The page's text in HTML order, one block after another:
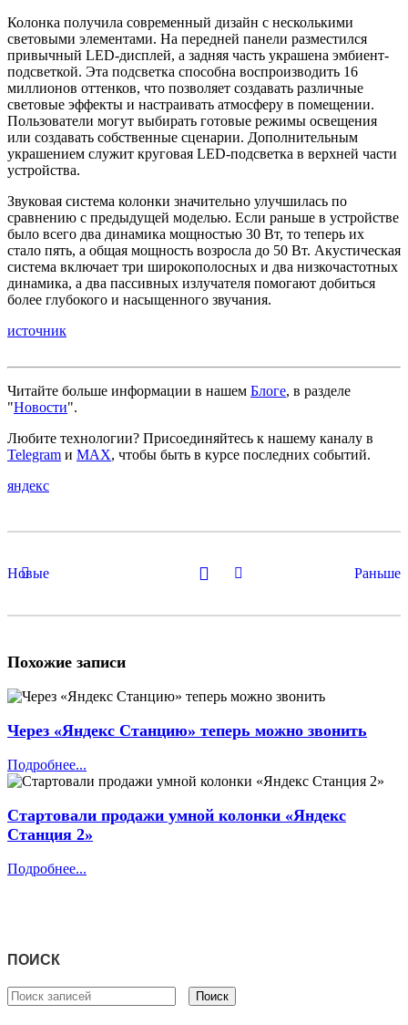
Колонка получила современный дизайн с несколькими
световыми элементами. На передней панели разместился
привычный LED-дисплей, а задняя часть украшена эмбиент-
подсветкой. Эта подсветка способна воспроизводить 16
миллионов оттенков, что позволяет создавать различные
световые эффекты и настраивать атмосферу в помещении.
Пользователи могут выбирать готовые режимы освещения
или создавать собственные сценарии. Дополнительным
украшением служит круговая LED-подсветка в верхней части
устройства.
Звуковая система колонки значительно улучшилась по
сравнению с предыдущей моделью. Если раньше в устройстве
было всего два динамика мощностью 30 Вт, то теперь их
стало пять, а общая мощность возросла до 50 Вт. Акустическая
система включает три широкополосных и два низкочастотных
динамика, а два пассивных излучателя помогают добиться
более глубокого и насыщенного звучания.
источник
Читайте больше информации в нашем Блоге, в разделе
"Новости".
Любите технологии? Присоединяйтесь к нашему каналу в
Telegram и MAX, чтобы быть в курсе последних событий.
яндекс
Новые Раньше
Похожие записи
Через «Яндекс Станцию» теперь можно звонить
Подробнее...
Стартовали продажи умной колонки «Яндекс
Станция 2»
Подробнее...
ПОИСК
Поиск